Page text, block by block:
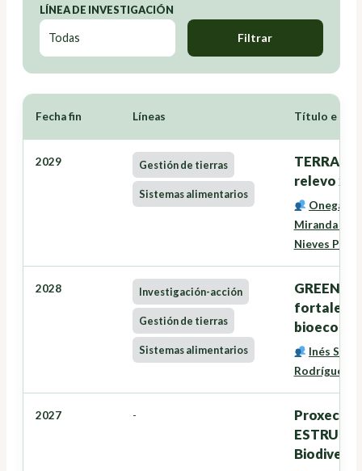
LÍNEA DE INVESTIGACIÓN
Filtrar
Fecha fin Líneas Título e
2029 Gestión de tierras
Sistemas alimentarios
relevo
Onega
Miranda
Nieves
2028 Investigación-acción
Gestión de tierras
Sistemas alimentarios
Inés
Rodríguez
2027 -
Proxectos